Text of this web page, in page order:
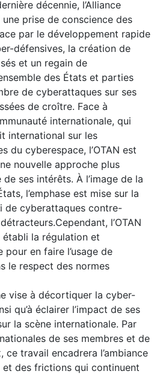
décennie, l’Alliance
prise de conscience des
par le développement rapide
défensives, la création de
et un regain de
des États et parties
de cyberattaques sur ses
de croître. Face à
internationale, qui
international sur les
du cyberespace, l’OTAN est
nouvelle approche plus
ses intérêts. À l’image de la
l’emphase est mise sur la
de cyberattaques contre-
l’OTAN
établi la régulation et
pour en faire l’usage de
le respect des normes
vise à décortiquer la cyber-
qu’à éclairer l’impact de ses
la scène internationale. Par
de ses membres et de
ce travail encadrera l’ambiance
des frictions qui continuent